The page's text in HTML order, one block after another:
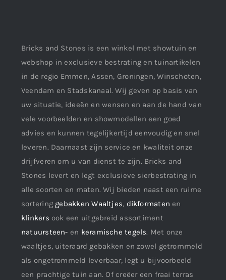
Bricks and Stones is een winkel met showtuin en
webshop in exclusieve bestrating en tuinartikelen
in de regio Emmen, Assen, Groningen, Winschoten,
Veendam en Stadskanaal. Wij geven op basis van
uw situatie, ideeën en wensen en aan de hand van
vele voorbeelden en showmodellen een goed
advies en kunnen tegelijkertijd eenvoudig en snel
leveren. Daarnaast zijn service en kwaliteit onze
drijfveren om u van dienst te zijn. Bricks and
Stones levert en legt exclusieve sierbestrating in
alle soorten en maten. Wij bieden naast een ruime
sortering gebakken Waaltjes, dikformaten en
klinkers ook een uitgebreid assortiment
natuursteen- en keramische tegels. Met onze
waaltjes, uiteraard gebakken en zowel getrommeld
als ongetrommeld leverbaar, legt u bijvoorbeeld
een prachtige tuin aan. Of creëer een fraai terras